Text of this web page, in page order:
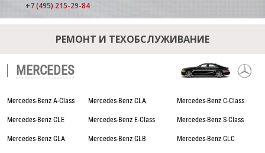
+7 (495) 215-29-84
РЕМОНТ И ТЕХОБСЛУЖИВАНИЕ
MERCEDES
Mercedes-Benz A-Class
Mercedes-Benz CLE
Mercedes-Benz GLA
Mercedes-Benz CLA
Mercedes-Benz E-Class
Mercedes-Benz GLB
Mercedes-Benz C-Class
Mercedes-Benz S-Class
Mercedes-Benz GLC